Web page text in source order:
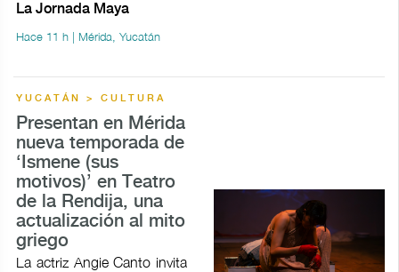
La Jornada Maya
Hace 11 h | Mérida, Yucatán
YUCATÁN > CULTURA
Presentan en Mérida
nueva temporada de
‘Ismene (sus
motivos)’ en Teatro
de la Rendija, una
actualización al mito
griego
La actriz Angie Canto invita